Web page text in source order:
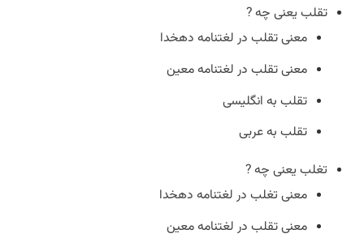
تقلب یعنی چه ?
معنی تقلب در لغتنامه دهخدا
معنی تقلب در لغتنامه معین
تقلب به انگلیسی
تقلب به عربی
تغلب یعنی چه ?
معنی تغلب در لغتنامه دهخدا
معنی تقلب در لغتنامه معین